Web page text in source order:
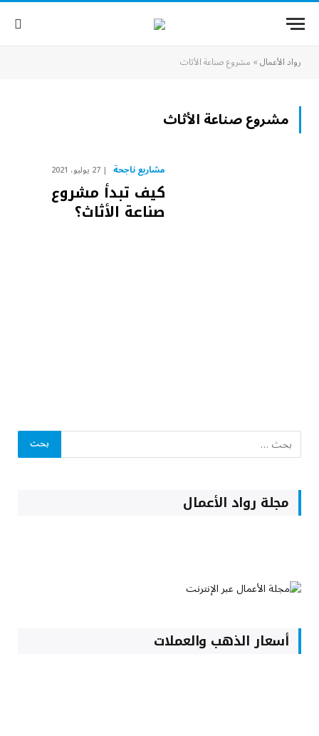
رواد الأعمال» مشروع صناعة الأثاث
مشروع صناعة الأثاث
مشاريع ناجحة 27 يوليو، 2021
كيف تبدأ مشروع
صناعة الأثاث؟
مجلة رواد الأعمال
أسعار الذهب والعملات